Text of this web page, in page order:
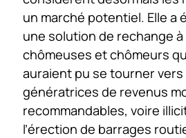
un marché potentiel. Elle a
une solution de rechange
chômeuses et chômeurs
auraient pu se tourner
génératrices de revenus
recommandables, voire
l’érection de barrages